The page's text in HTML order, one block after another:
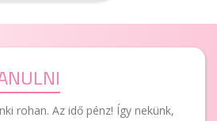
rohan. Az idő pénz! Így nekünk,